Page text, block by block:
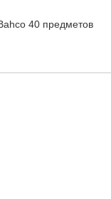
40 предметов